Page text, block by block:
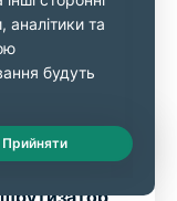
Live Chat